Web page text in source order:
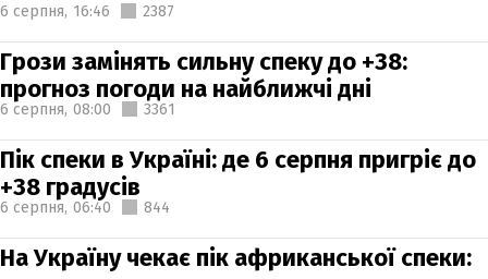
6 серпня, 16:46 2387
Грози замінять сильну спеку до +38:
прогноз погоди на найближчі дні
6 серпня, 08:00 3361
Пік спеки в Україні: де 6 серпня пригріє до
+38 градусів
6 серпня, 06:40 844
На Україну чекає пік африканської спеки: